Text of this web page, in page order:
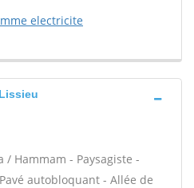
electricite
Hammam - Paysagiste -
autobloquant - Allée de